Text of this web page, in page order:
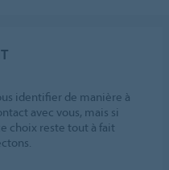
identifier de manière à
avec vous, mais si
choix reste tout à fait